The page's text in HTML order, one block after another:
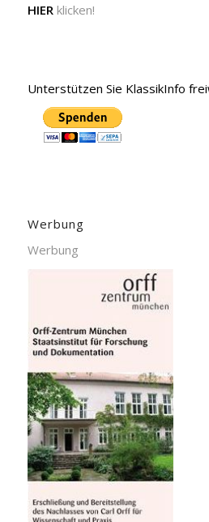
HIER klicken!
Unterstützen Sie KlassikInfo
Werbung
Werbung